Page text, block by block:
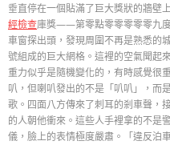
垂直停在一個貼滿了巨大獎狀的牆壁
經檢查庫獎——第零點零零零零零九
車窗探出頭，發現周圍不再是熟悉的
號組成的巨大網格。這裡的空氣聞起
重力似乎是隨機變化的，有時感覺很
叭，但喇叭發出的不是「叭叭」，而
歌。四面八方傳來了刺耳的剎車聲，
的人朝他衝來。這些人手裡拿的不是
儀，臉上的表情極度嚴肅。「違反泊